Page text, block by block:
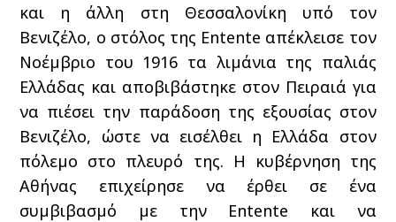
και η άλλη στη Θεσσαλονίκη υπό τον
Βενιζέλο, ο στόλος της Entente απέκλεισε τον
Νοέμβριο του 1916 τα λιμάνια της παλιάς
Ελλάδας και αποβιβάστηκε στον Πειραιά για
να πιέσει την παράδοση της εξουσίας στον
Βενιζέλο, ώστε να εισέλθει η Ελλάδα στον
πόλεμο στο πλευρό της. Η κυβέρνηση της
Αθήνας επιχείρησε να έρθει σε ένα
συμβιβασμό με την Entente και να